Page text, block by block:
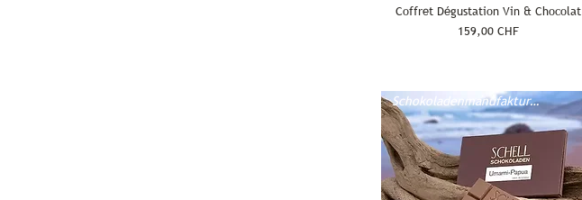
Coffret Dégustation Vin & Chocolat
Prix
159,00 CHF
Schokoladenmanufaktur Schell